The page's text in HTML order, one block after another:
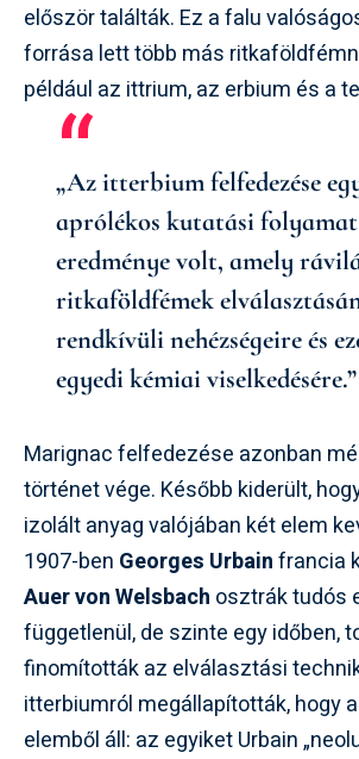
először találták. Ez a falu
forrása lett több más
például az ittrium, az erbium és a
„Az itterbium felfedezése
aprólékos kutatási folyamat
eredménye volt, amely
ritkaföldfémek
rendkívüli nehézségeire és
egyedi kémiai viselkedésére.”
Marignac felfedezése azonban
történet vége. Később kiderült,
izolált anyag valójában két elem
1907-ben Georges Urbainfrancia
Auer von Welsbach osztrák tudós
függetlenül, de szinte egy időben,
finomították az elválasztási
itterbiumról megállapították, hogy
elemből áll: az egyiket Urbain